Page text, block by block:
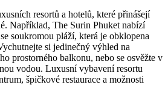
resortů a hotelů, které přinášejí
Například, The Surin Phuket nabízí
soukromou pláží, která je obklopena
si jedinečný výhled na
prostorného balkonu, nebo se osvěžte v
vodou. Luxusní vybavení resortu
špičkové restaurace a možnosti